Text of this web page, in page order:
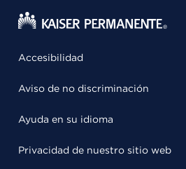
Accesibilidad
Aviso de no discriminación
Ayuda en su idioma
Privacidad de nuestro sitio web